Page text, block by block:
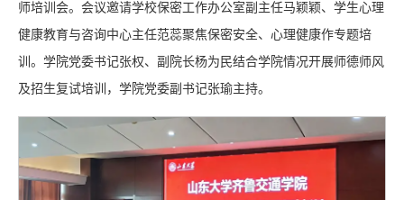
师培训会。会议邀请学校保密工作办公室副主任马颖颖、学生心理
健康教育与咨询中心主任范蕊聚焦保密安全、心理健康作专题培
训。学院党委书记张权、副院长杨为民结合学院情况开展师德师风
及招生复试培训，学院党委副书记张瑜主持。